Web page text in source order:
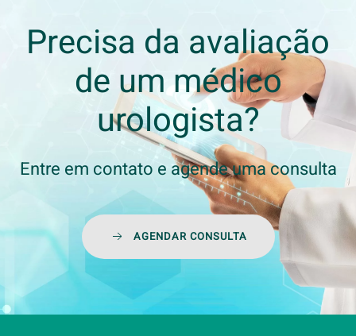
Precisa da avaliação
de um médico
urologista?
Entre em contato e agende uma consulta
AGENDAR CONSULTA